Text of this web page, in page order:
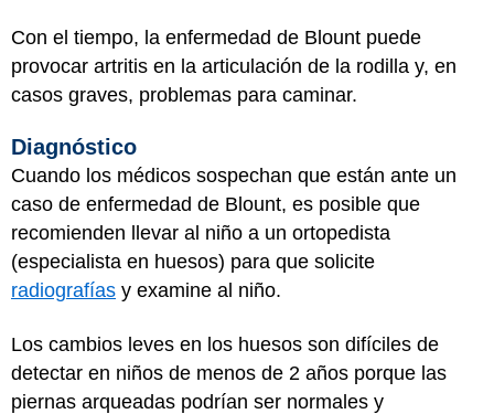
Con el tiempo, la enfermedad de Blount puede
provocar artritis en la articulación de la rodilla y, en
casos graves, problemas para caminar.
Diagnóstico
Cuando los médicos sospechan que están ante un
caso de enfermedad de Blount, es posible que
recomienden llevar al niño a un ortopedista
(especialista en huesos) para que solicite
radiografías y examine al niño.
Los cambios leves en los huesos son difíciles de
detectar en niños de menos de 2 años porque las
piernas arqueadas podrían ser normales y